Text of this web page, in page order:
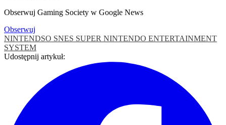
Obserwuj Gaming Society w Google News
Obserwuj
NINTENDSO SNES SUPER NINTENDO ENTERTAINMENT
SYSTEM
Udostępnij artykuł: